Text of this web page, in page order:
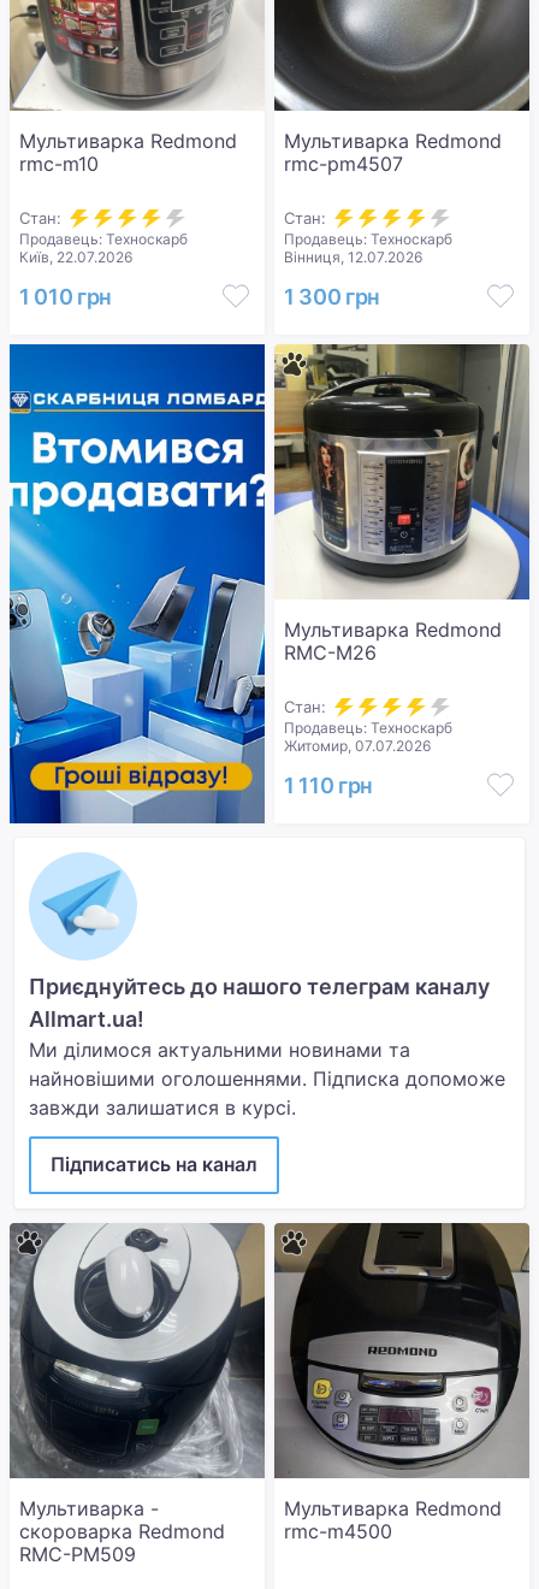
Мультиварка Redmond
rmc-m10
Стан:
Продавець: Техноскарб
Київ, 22.07.2026
1 010 грн
Мультиварка Redmond
rmc-pm4507
Стан:
Продавець: Техноскарб
Вінниця, 12.07.2026
1 300 грн
Мультиварка Redmond
RMC-M26
Стан:
Продавець: Техноскарб
Житомир, 07.07.2026
1 110 грн
Мультиварка -
скороварка Redmond
RMC-PM509
Мультиварка Redmond
rmc-m4500
Приєднуйтесь до нашого телеграм каналу
Allmart.ua!
Ми ділимося актуальними новинами та
найновішими оголошеннями. Підписка допоможе
завжди залишатися в курсі.
Підписатись на канал